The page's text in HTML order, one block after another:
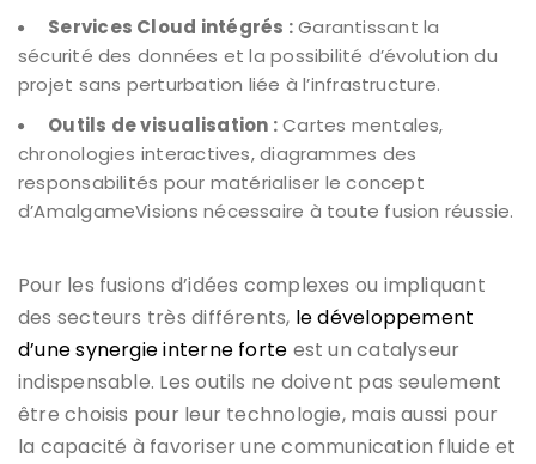
Services Cloud intégrés :Garantissant la
sécurité des données et la possibilité d’évolution du
projet sans perturbation liée à l’infrastructure.
Outils de visualisation :Cartes mentales,
chronologies interactives, diagrammes des
responsabilités pour matérialiser le concept
d’AmalgameVisions nécessaire à toute fusion réussie.
Pour les fusions d’idées complexes ou impliquant
des secteurs très différents, le développement
d’une synergie interne forte est un catalyseur
indispensable. Les outils ne doivent pas seulement
être choisis pour leur technologie, mais aussi pour
la capacité à favoriser une communication fluide et